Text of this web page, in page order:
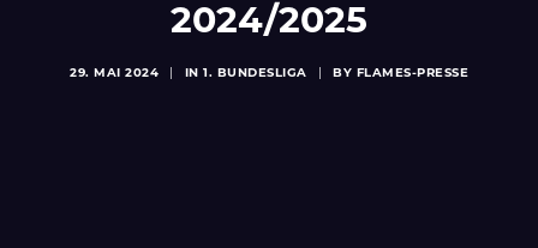
SPONSOREN & PARTNER
FAN-SHOP
2024/2025
29. MAI 2024 IN 1. BUNDESLIGA BY FLAMES-PRESSE